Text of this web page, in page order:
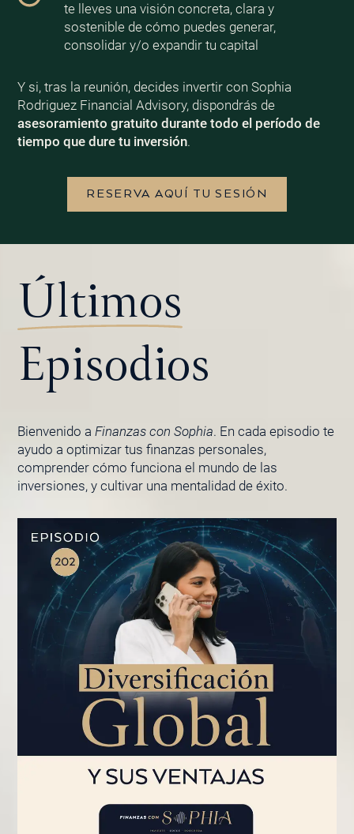
te lleves una visión concreta, clara y
sostenible de cómo puedes generar,
consolidar y/o expandir tu capital
Y si, tras la reunión, decides invertir con Sophia
Rodriguez Financial Advisory, dispondrás de
asesoramiento gratuito durante todo el período de
tiempo que dure tu inversión.
RESERVA AQUÍ TU SESIÓN
Últimos
Episodios
Bienvenido a Finanzas con Sophia. En cada episodio te
ayudo a optimizar tus finanzas personales,
comprender cómo funciona el mundo de las
inversiones, y cultivar una mentalidad de éxito.
PÁGINA
PÁGINA
PÁGINAPÁGINA